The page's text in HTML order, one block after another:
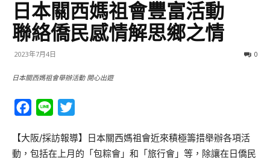
日本關西媽祖會豐富活動
聯絡僑民感情解思鄉之情
2023年7月4日 0
日本關西媽祖會舉辦活動 開心出遊
Facebook
Line
【大阪/採訪報導】日本關西媽祖會近來積極籌措舉辦各項活
動，包括在上月的「包粽會」和「旅行會」等，除讓在日僑民